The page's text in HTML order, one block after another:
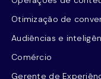
Otimização de
Audiências e
Comércio
Gerente de